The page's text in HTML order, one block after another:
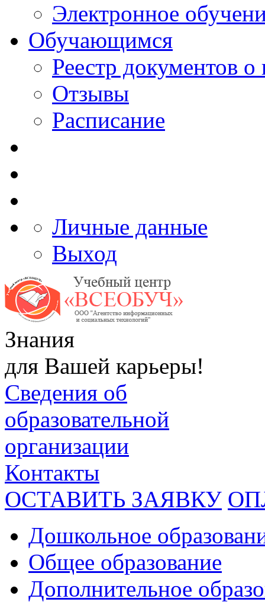
Электронное
Обучающимся
Реестр документов
Отзывы
Расписание
Личные данные
Выход
Знания
для Вашей карьеры!
Сведения об
образовательной
организации
Контакты
ОСТАВИТЬ ЗАЯВКУ
Дошкольное
Общее образование
Дополнительное